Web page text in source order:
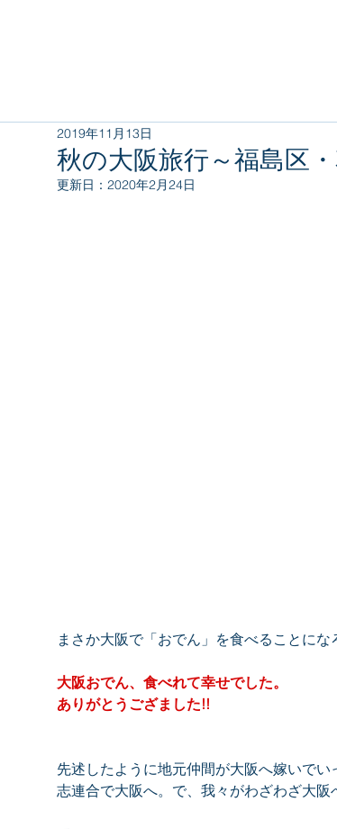
秋の大阪旅行～福島区
2019年11月13日
更新日： 2020年2月24日
まさか大阪で「おでん」を食べることにな
大阪おでん、食べれて幸せでした。
ありがとうござました!!
先述したように地元仲間が大阪へ嫁いで
志連合で大阪へ。で、我々がわざわざ大阪